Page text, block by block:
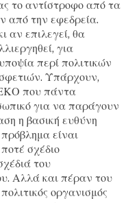
το αντίστροφο από τα
από την εφεδρεία.
αν επιλεγεί, θα
για
περί πολιτικών
Υπάρχουν,
που πάντα
για να παράγουν
η βασική ευθύνη
είναι
σχέδιο
του
Αλλά και πέραν του
οργανισμός